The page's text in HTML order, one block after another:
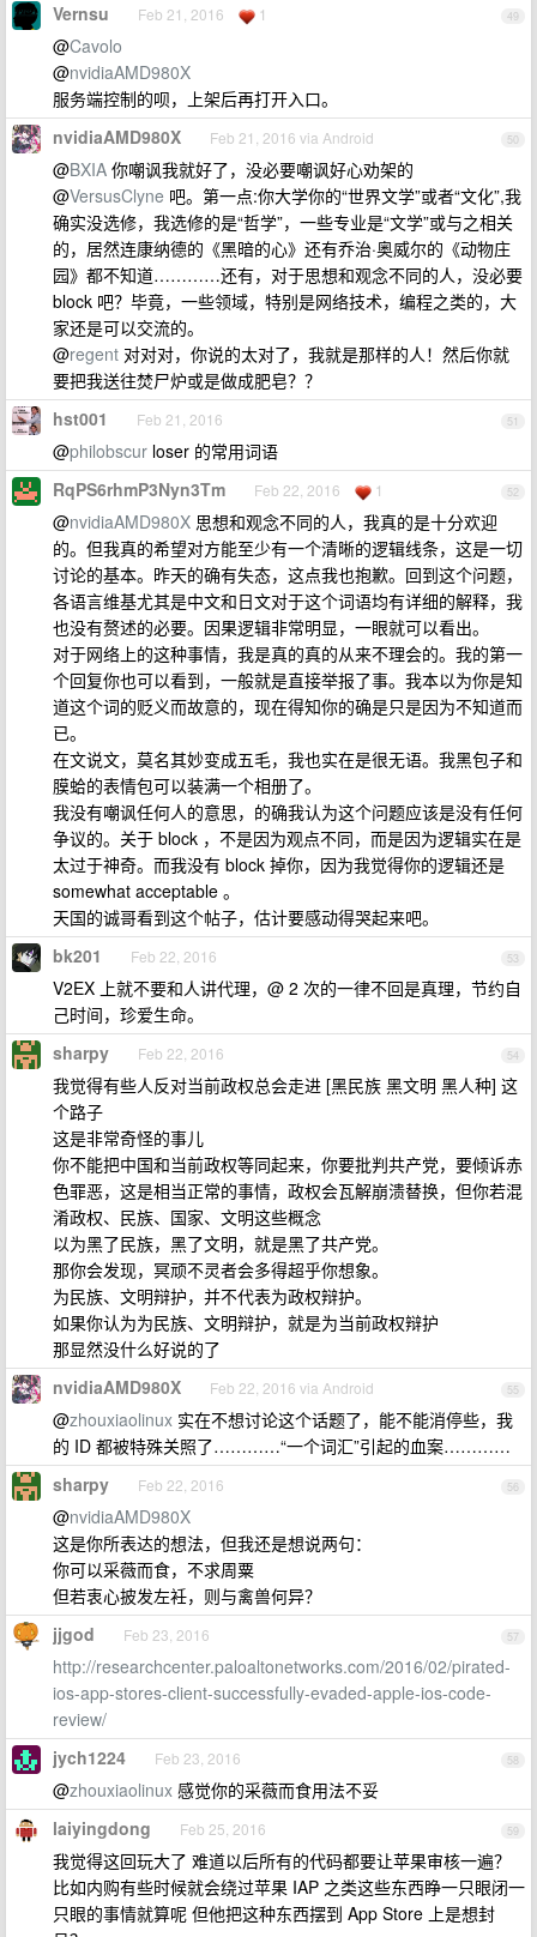
49
Vernsu Feb 21, 2016 1
@Cavolo
@nvidiaAMD980X
服务端控制的呗，上架后再打开入口。
50
nvidiaAMD980X Feb 21, 2016 via Android
@BXIA 你嘲讽我就好了，没必要嘲讽好心劝架的
@VersusClyne 吧。第一点:你大学你的“世界文学”或者“文化”,我
确实没选修，我选修的是“哲学”，一些专业是“文学”或与之相关
的，居然连康纳德的《黑暗的心》还有乔治·奥威尔的《动物庄
园》都不知道…………还有，对于思想和观念不同的人，没必要
block 吧？毕竟，一些领域，特别是网络技术，编程之类的，大
家还是可以交流的。
@regent 对对对，你说的太对了，我就是那样的人！然后你就
要把我送往焚尸炉或是做成肥皂？？
51
hst001 Feb 21, 2016
@philobscur loser 的常用词语
52
RqPS6rhmP3Nyn3Tm Feb 22, 2016 1
@nvidiaAMD980X 思想和观念不同的人，我真的是十分欢迎
的。但我真的希望对方能至少有一个清晰的逻辑线条，这是一切
讨论的基本。昨天的确有失态，这点我也抱歉。回到这个问题，
各语言维基尤其是中文和日文对于这个词语均有详细的解释，我
也没有赘述的必要。因果逻辑非常明显，一眼就可以看出。
对于网络上的这种事情，我是真的真的从来不理会的。我的第一
个回复你也可以看到，一般就是直接举报了事。我本以为你是知
道这个词的贬义而故意的，现在得知你的确是只是因为不知道而
已。
在文说文，莫名其妙变成五毛，我也实在是很无语。我黑包子和
膜蛤的表情包可以装满一个相册了。
我没有嘲讽任何人的意思，的确我认为这个问题应该是没有任何
争议的。关于 block ，不是因为观点不同，而是因为逻辑实在是
太过于神奇。而我没有 block 掉你，因为我觉得你的逻辑还是
somewhat acceptable 。
天国的诚哥看到这个帖子，估计要感动得哭起来吧。
53
bk201 Feb 22, 2016
V2EX 上就不要和人讲代理，@ 2 次的一律不回是真理，节约自
己时间，珍爱生命。
54
sharpy Feb 22, 2016
我觉得有些人反对当前政权总会走进 [黑民族 黑文明 黑人种] 这
个路子
这是非常奇怪的事儿
你不能把中国和当前政权等同起来，你要批判共产党，要倾诉赤
色罪恶，这是相当正常的事情，政权会瓦解崩溃替换，但你若混
淆政权、民族、国家、文明这些概念
以为黑了民族，黑了文明，就是黑了共产党。
那你会发现，冥顽不灵者会多得超乎你想象。
为民族、文明辩护，并不代表为政权辩护。
如果你认为为民族、文明辩护，就是为当前政权辩护
那显然没什么好说的了
55
nvidiaAMD980X Feb 22, 2016 via Android
@zhouxiaolinux 实在不想讨论这个话题了，能不能消停些，我
的 ID 都被特殊关照了…………“一个词汇”引起的血案…………
56
sharpy Feb 22, 2016
@nvidiaAMD980X
这是你所表达的想法，但我还是想说两句：
你可以采薇而食，不求周粟
但若衷心披发左衽，则与禽兽何异？
57
jjgod Feb 23, 2016
http://researchcenter.paloaltonetworks.com/2016/02/pirated-
ios-app-stores-client-successfully-evaded-apple-ios-code-
review/
58
jych1224 Feb 23, 2016
@zhouxiaolinux 感觉你的采薇而食用法不妥
59
laiyingdong Feb 25, 2016
我觉得这回玩大了 难道以后所有的代码都要让苹果审核一遍？
比如内购有些时候就会绕过苹果 IAP 之类这些东西睁一只眼闭一
只眼的事情就算呢 但他把这种东西摆到 App Store 上是想封